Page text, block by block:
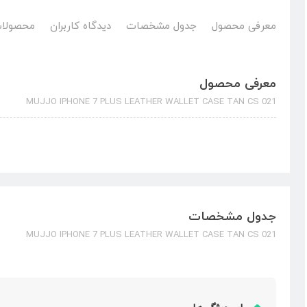
معرفی محصول جدول مشخصات دیدگاه کاربران
معرفی محصول
MUJJO IPHONE 7 PLUS LEATHER WALLET CASE TAN CS 021
جدول مشخصات
MUJJO IPHONE 7 PLUS LEATHER WALLET CASE TAN CS 021